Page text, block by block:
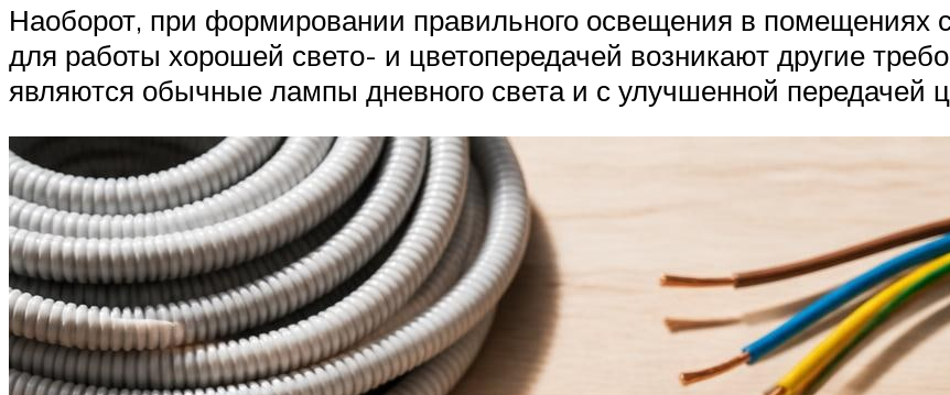
Наоборот, при формировании правильного освещения в помещениях
для работы хорошей свето- и цветопередачей возникают другие
являются обычные лампы дневного света и с улучшенной передачей